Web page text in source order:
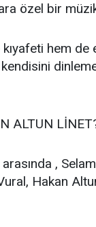
özel bir
hem
kendisini
ALTUN
,
Hakan